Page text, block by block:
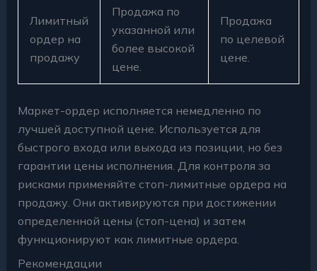
Лимитный
ордер на
продажу
Продажа по
указанной или
более высокой
цене.
Продажа
по целевой
цене.
Маркет-ордер исполняется немедленно по
лучшей доступной цене. Используется для
быстрого входа или выхода из позиции, но без
гарантии цены исполнения. Для контроля за
рисками применяйте стоп-лимитные ордера на
продажу. Они активируются при достижении
определенной цены (стоп-цена) и затем
функционируют как лимитные ордера.
Рекомендации